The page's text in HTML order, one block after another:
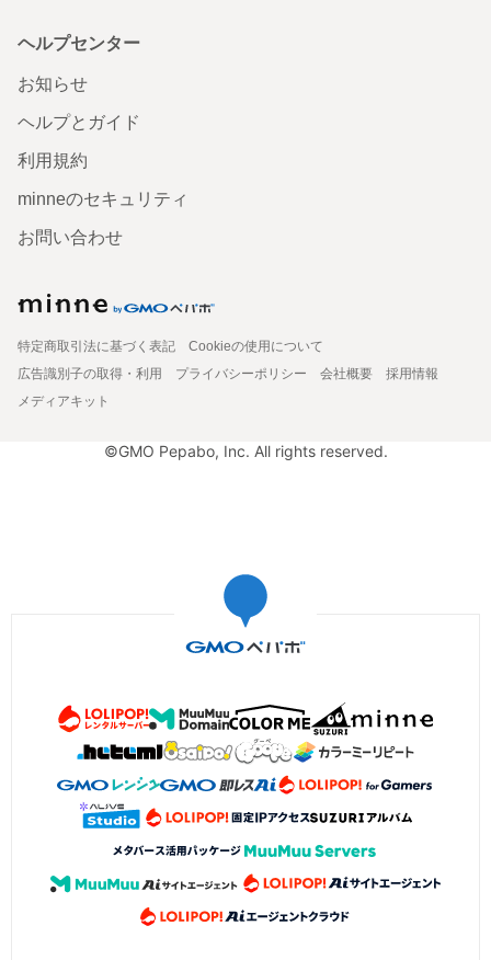
ヘルプセンター
お知らせ
ヘルプとガイド
利用規約
minneのセキュリティ
お問い合わせ
特定商取引法に基づく表記
Cookieの使用について
広告識別子の取得・利用
プライバシーポリシー 会社概要
採用情報
メディアキット
©GMO Pepabo, Inc. All rights reserved.